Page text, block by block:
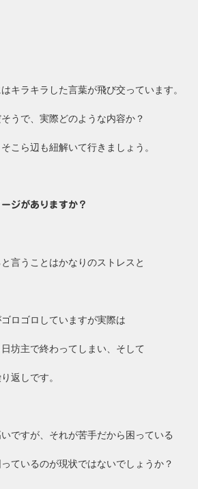
キラキラした言葉が飛び交っています。
うで、実際どのような内容か？
こら辺も紐解いて行きましょう。
ジがありますか？
言うことはかなりのストレスと
ロゴロしていますが実際は
坊主で終わってしまい、そして
返しです。
ですが、それが苦手だから困っている
ているのが現状ではないでしょうか？